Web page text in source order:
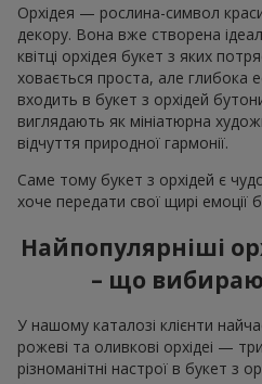
Орхідея — рослина-символ
декору. Вона вже створена
квітці орхідея букет з яких
ховається проста, але глибока
входить в букет з орхідей
виглядають як мініатюрна
відчуття природної гармонії.
Саме тому букет з орхідей є
хоче передати свої щирі емоції
Найпопулярніші
– що
У нашому каталозі клієнти
рожеві та оливкові орхідеі —
різноманітні настрої в букет з